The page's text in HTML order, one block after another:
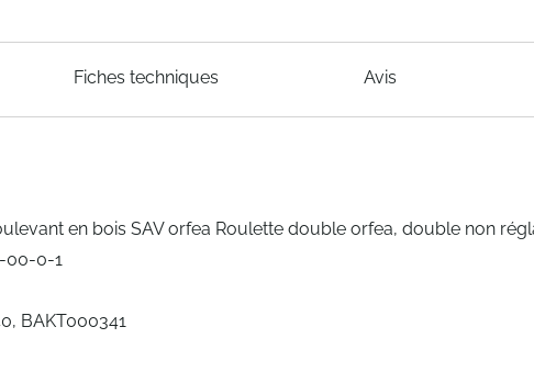
Fiches techniques Avis
en bois SAV orfea Roulette double orfea, double non
00-0-1
BAKT000341